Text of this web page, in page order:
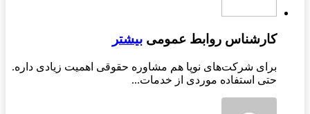
کارشناس روابط عمومی بیشتر
برای شرکت‌های نوپا هم مشاوره حقوقی اهمیت زیادی داره.
حتی استفاده موردی از خدمات...